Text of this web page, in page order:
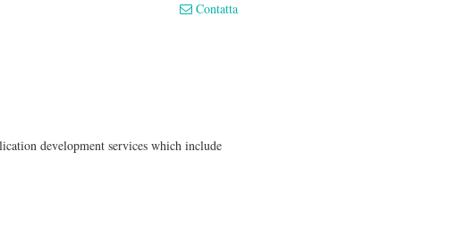
Contatta
development services which include